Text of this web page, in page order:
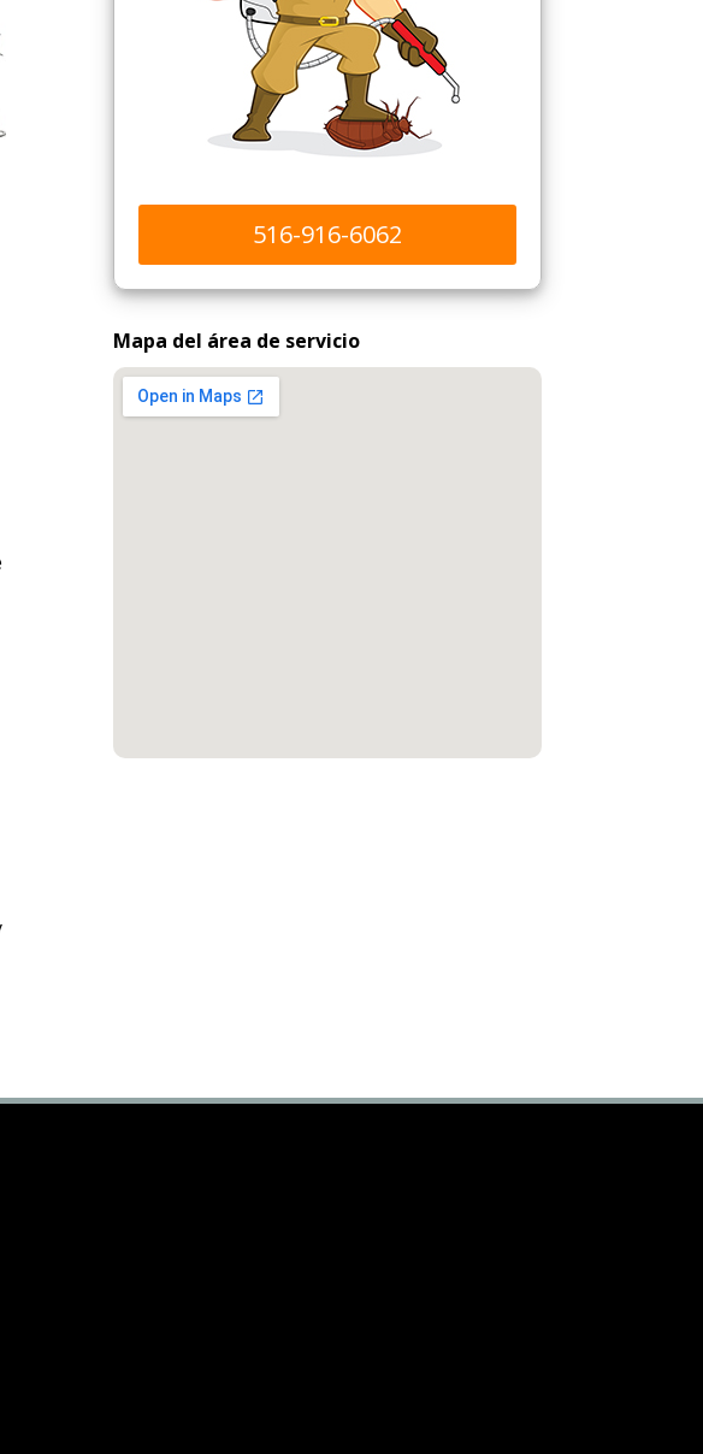
516-916-6062
Mapa del área de servicio